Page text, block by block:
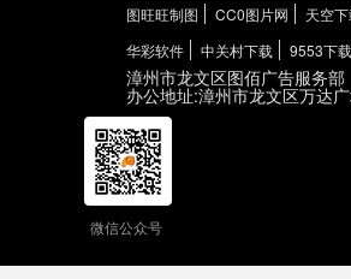
图旺旺制图
CC0图片网 天空
华彩软件
中关村下载 9553下载
漳州市龙文区图佰广告服务部
办公地址:漳州市龙文区万达
微信公众号